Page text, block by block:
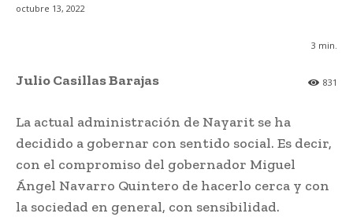
octubre 13, 2022
3 min.
831
Julio Casillas Barajas
La actual administración de Nayarit se ha
decidido a gobernar con sentido social. Es decir,
con el compromiso del gobernador Miguel
Ángel Navarro Quintero de hacerlo cerca y con
la sociedad en general, con sensibilidad.